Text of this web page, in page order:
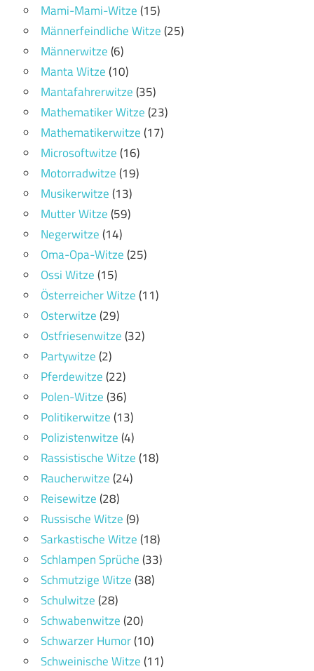
Mami-Mami-Witze(15)
Männerfeindliche Witze(25)
Männerwitze(6)
Manta Witze(10)
Mantafahrerwitze(35)
Mathematiker Witze(23)
Mathematikerwitze(17)
Microsoftwitze(16)
Motorradwitze(19)
Musikerwitze(13)
Mutter Witze(59)
Negerwitze(14)
Oma-Opa-Witze(25)
Ossi Witze(15)
Österreicher Witze(11)
Osterwitze(29)
Ostfriesenwitze(32)
Partywitze(2)
Pferdewitze(22)
Polen-Witze(36)
Politikerwitze(13)
Polizistenwitze(4)
Rassistische Witze(18)
Raucherwitze(24)
Reisewitze(28)
Russische Witze(9)
Sarkastische Witze(18)
Schlampen Sprüche(33)
Schmutzige Witze(38)
Schulwitze(28)
Schwabenwitze(20)
Schwarzer Humor(10)
Schweinische Witze(11)